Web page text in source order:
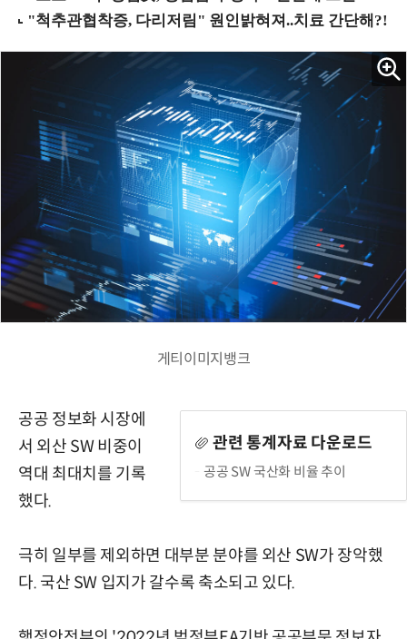
게티이미지뱅크
관련 통계자료 다운로드
공공 SW 국산화 비율 추이
공공 정보화 시장에
서 외산 SW 비중이
역대 최대치를 기록
했다.
극히 일부를 제외하면 대부분 분야를 외산 SW가 장악했
다. 국산 SW 입지가 갈수록 축소되고 있다.